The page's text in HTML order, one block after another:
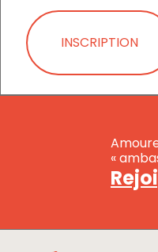
INSCRIPTION
«